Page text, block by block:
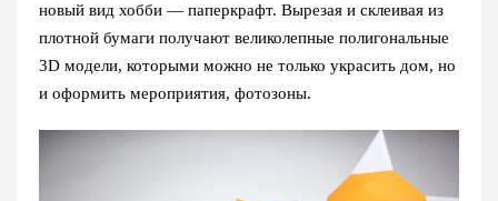
новый вид хобби — паперкрафт. Вырезая и склеивая из
плотной бумаги получают великолепные полигональные
3D модели, которыми можно не только украсить дом, но
и оформить мероприятия, фотозоны.